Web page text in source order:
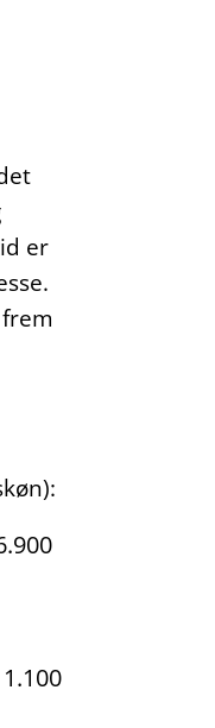
er